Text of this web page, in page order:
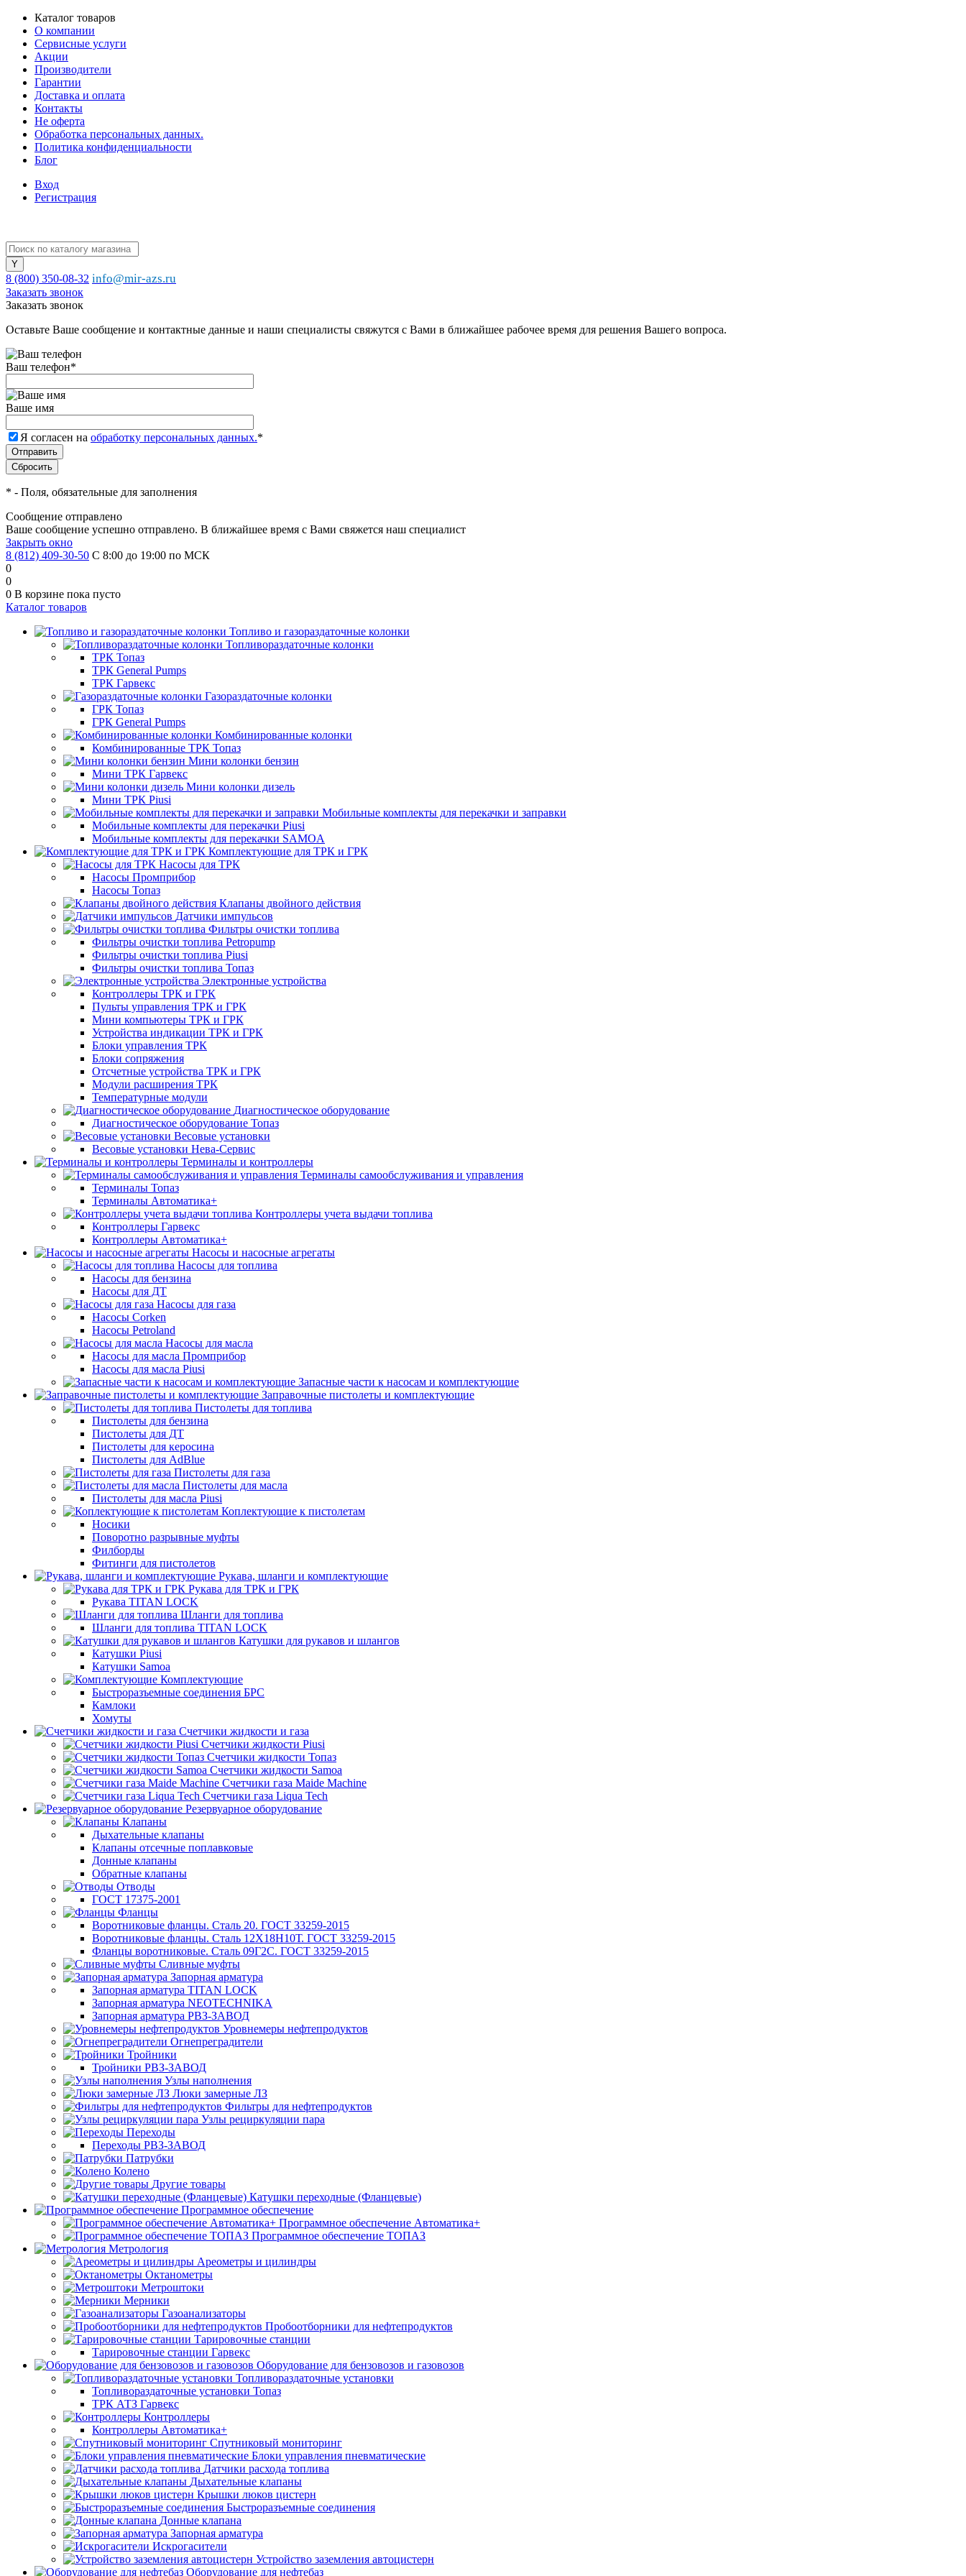
Каталог товаров
О компании
Сервисные услуги
Акции
Производители
Гарантии
Доставка и оплата
Контакты
Не оферта
Обработка персональных данных.
Политика конфиденциальности
Блог
Вход
Регистрация
8 (800) 350-08-32 info@mir-azs.ru
Заказать звонок
Заказать звонок
Оставьте Ваше сообщение и контактные данные и наши специалисты свяжутся с Вами в ближайшее рабочее время для решения Вашего вопроса.
Ваш телефон*
Ваше имя
Я согласен на обработку персональных данных.*
* - Поля, обязательные для заполнения
Сообщение отправлено
Ваше сообщение успешно отправлено. В ближайшее время с Вами свяжется наш специалист
Закрыть окно
8 (812) 409-30-50 С 8:00 до 19:00 по МСК
0
0
0 В корзине пока пусто
Каталог товаров
Топливо и газораздаточные колонки
Топливораздаточные колонки
ТРК Топаз
ТРК General Pumps
ТРК Гарвекс
Газораздаточные колонки
ГРК Топаз
ГРК General Pumps
Комбинированные колонки
Комбинированные ТРК Топаз
Мини колонки бензин
Мини ТРК Гарвекс
Мини колонки дизель
Мини ТРК Piusi
Мобильные комплекты для перекачки и заправки
Мобильные комплекты для перекачки Piusi
Мобильные комплекты для перекачки SAMOA
Комплектующие для ТРК и ГРК
Насосы для ТРК
Насосы Промприбор
Насосы Топаз
Клапаны двойного действия
Датчики импульсов
Фильтры очистки топлива
Фильтры очистки топлива Petropump
Фильтры очистки топлива Piusi
Фильтры очистки топлива Топаз
Электронные устройства
Контроллеры ТРК и ГРК
Пульты управления ТРК и ГРК
Мини компьютеры ТРК и ГРК
Устройства индикации ТРК и ГРК
Блоки управления ТРК
Блоки сопряжения
Отсчетные устройства ТРК и ГРК
Модули расширения ТРК
Температурные модули
Диагностическое оборудование
Диагностическое оборудование Топаз
Весовые установки
Весовые установки Нева-Сервис
Терминалы и контроллеры
Терминалы самообслуживания и управления
Терминалы Топаз
Терминалы Автоматика+
Контроллеры учета выдачи топлива
Контроллеры Гарвекс
Контроллеры Автоматика+
Насосы и насосные агрегаты
Насосы для топлива
Насосы для бензина
Насосы для ДТ
Насосы для газа
Насосы Corken
Насосы Petroland
Насосы для масла
Насосы для масла Промприбор
Насосы для масла Piusi
Запасные части к насосам и комплектующие
Заправочные пистолеты и комплектующие
Пистолеты для топлива
Пистолеты для бензина
Пистолеты для ДТ
Пистолеты для керосина
Пистолеты для AdBlue
Пистолеты для газа
Пистолеты для масла
Пистолеты для масла Piusi
Коплектующие к пистолетам
Носики
Поворотно разрывные муфты
Филборды
Фитинги для пистолетов
Рукава, шланги и комплектующие
Рукава для ТРК и ГРК
Рукава TITAN LOCK
Шланги для топлива
Шланги для топлива TITAN LOCK
Катушки для рукавов и шлангов
Катушки Piusi
Катушки Samoa
Комплектующие
Быстроразъемные соединения БРС
Камлоки
Хомуты
Счетчики жидкости и газа
Счетчики жидкости Piusi
Счетчики жидкости Топаз
Счетчики жидкости Samoa
Счетчики газа Maide Machine
Счетчики газа Liqua Tech
Резервуарное оборудование
Клапаны
Дыхательные клапаны
Клапаны отсечные поплавковые
Донные клапаны
Обратные клапаны
Отводы
ГОСТ 17375-2001
Фланцы
Воротниковые фланцы. Сталь 20. ГОСТ 33259-2015
Воротниковые фланцы. Сталь 12Х18Н10Т. ГОСТ 33259-2015
Фланцы воротниковые. Сталь 09Г2С. ГОСТ 33259-2015
Сливные муфты
Запорная арматура
Запорная арматура TITAN LOCK
Запорная арматура NEOTECHNIKA
Запорная арматура РВЗ-ЗАВОД
Уровнемеры нефтепродуктов
Огнепреградители
Тройники
Тройники РВЗ-ЗАВОД
Узлы наполнения
Люки замерные ЛЗ
Фильтры для нефтепродуктов
Узлы рециркуляции пара
Переходы
Переходы РВЗ-ЗАВОД
Патрубки
Колено
Другие товары
Катушки переходные (Фланцевые)
Программное обеспечение
Программное обеспечение Автоматика+
Программное обеспечение ТОПАЗ
Метрология
Ареометры и цилиндры
Октанометры
Метроштоки
Мерники
Газоанализаторы
Пробоотборники для нефтепродуктов
Тарировочные станции
Тарировочные станции Гарвекс
Оборудование для бензовозов и газовозов
Топливораздаточные установки
Топливораздаточные установки Топаз
ТРК АТЗ Гарвекс
Контроллеры
Контроллеры Автоматика+
Спутниковый мониторинг
Блоки управления пневматические
Датчики расхода топлива
Дыхательные клапаны
Крышки люков цистерн
Быстроразъемные соединения
Донные клапана
Запорная арматура
Искрогасители
Устройство заземления автоцистерн
Оборудование для нефтебаз